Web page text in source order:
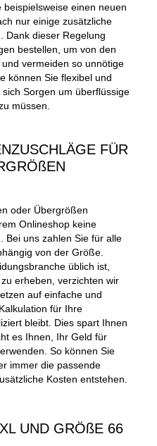
einen neuen
nur einige zusätzliche
Dank dieser Regelung
bestellen, um von den
vermeiden so unnötige
können Sie flexibel und
Sorgen um überflüssige
müssen.
FÜR
oder Übergrößen
Onlineshop keine
Bei uns zahlen Sie für alle
von der Größe.
üblich ist,
erheben, verzichten wir
auf einfache und
für Ihre
bleibt. Dies spart Ihnen
es Ihnen, Ihr Geld für
So können Sie
immer die passende
Kosten entstehen.
UND GRÖßE 66